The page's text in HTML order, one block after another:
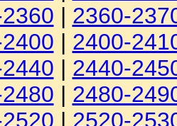
| 2360-
| 2400-
| 2440-
| 2480-
| 2520-